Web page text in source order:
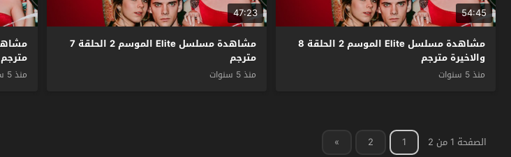
54:45
مشاهدة مسلسل Elite الموسم 2 الحلقة 8
والاخيرة مترجم
منذ 5 سنوات
47:23
مشاهدة مسلسل Elite الموسم 2 الحلقة 7
مترجم
منذ 5 سنوات
مترجم
منذ 5 سنوات
الصفحة 1 من 2 1
2
»